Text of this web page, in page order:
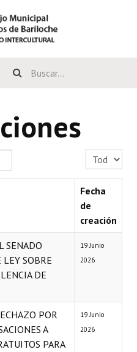
Cantidad a
Fecha
de
creación
SENADO
LEY SOBRE
DE
19 Junio
2026
POR
A
PARA
19 Junio
2026